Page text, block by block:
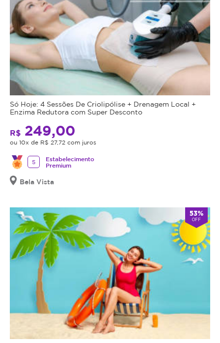
Só Hoje: 4 Sessões De Criolipólise + Drenagem Local +
Enzima Redutora com Super Desconto
R$ 249,00
ou 10x de R$ 27,72 com juros
5
Estabelecimento
Premium
Bela Vista
53%
OFF